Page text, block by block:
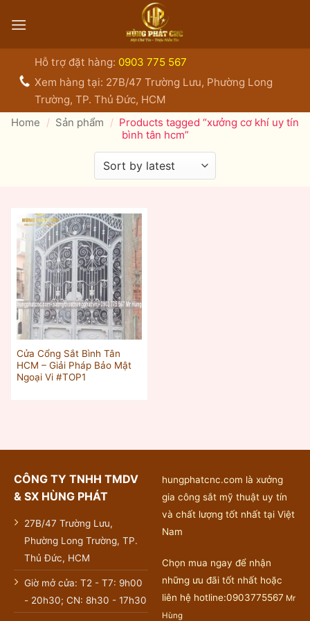
qua
Hỗ trợ đặt hàng: 0903 775 567
Xem hàng tại: 27B/47 Trường Lưu, Phường Long
Trường, TP. Thủ Đức, HCM
Home / Sản phẩm / Products tagged “xưởng cơ khí uy tín
bình tân hcm”
Cửa Cổng Sắt Bình Tân
HCM – Giải Pháp Bảo Mật
Ngoại Vi #TOP1
CÔNG TY TNHH TMDV
& SX HÙNG PHÁT
27B/47 Trường Lưu,
Phường Long Trường, TP.
Thủ Đức, HCM
Giờ mở cửa: T2 - T7: 9h00
- 20h30; CN: 8h30 - 17h30
hungphatcnc.com là xưởng
gia công sắt mỹ thuật uy tín
và chất lượng tốt nhất tại Việt
Nam
Chọn mua ngay để nhận
những ưu đãi tốt nhất hoặc
liên hệ hotline:0903775567 Mr
Hùng